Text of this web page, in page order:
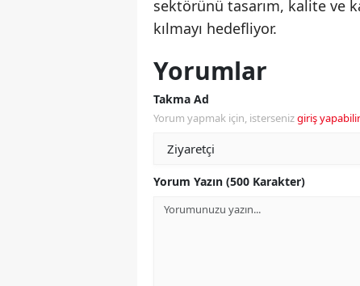
sektörünü tasarım, kalite ve
kılmayı hedefliyor.
Yorumlar
Takma Ad
Yorum yapmak için, istersenizgiriş yapabilir
Yorum Yazın (500 Karakter)